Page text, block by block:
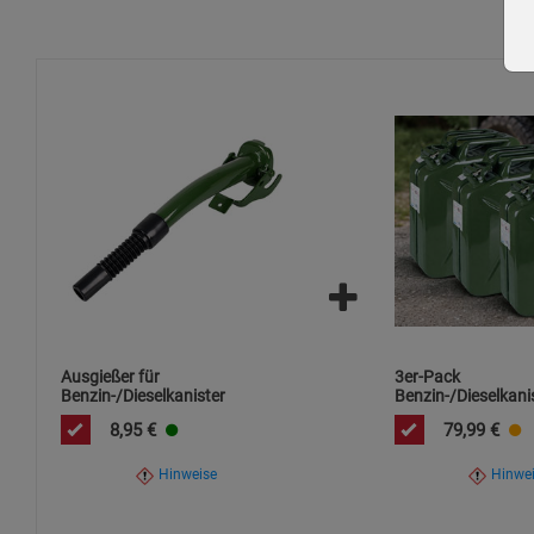
Ausgießer für
Benzin-/Dieselkanister
8,95 €
Hinweise
3er-Pack
Benzin-/
79,99 €